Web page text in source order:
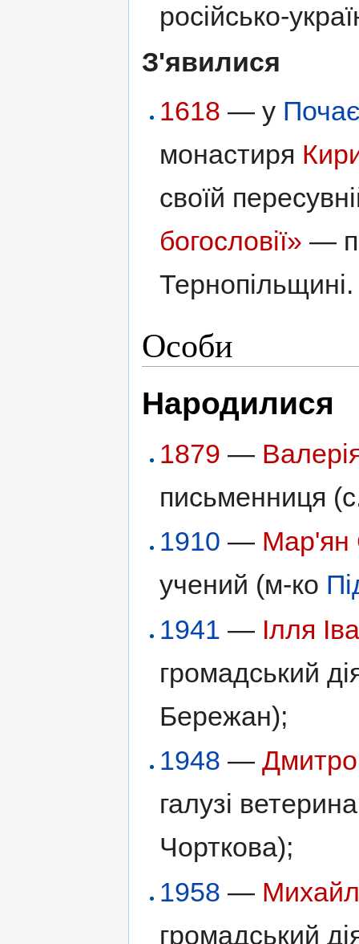
російсько-
З'явилися
1618 — у
монастиря
своїй
богословії» —
Тернопільщині.
Особи
Народилися
1879 —
письменниця
1910 — Мар'ян
учений (м-ко
1941 — Ілля
громадський
Бережан);
1948 —
галузі
Чорткова);
1958 —
громадський